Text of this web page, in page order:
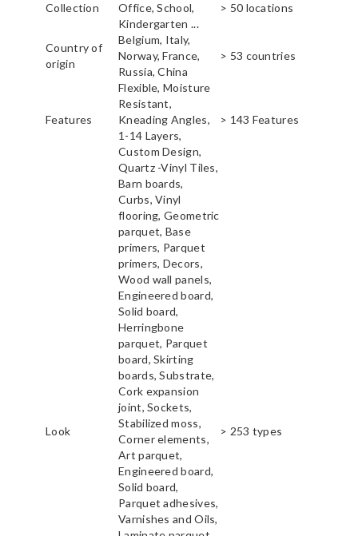
Collection
Office, School,
Kindergarten ...
> 50 locations
Country of
origin
Belgium, Italy,
Norway, France,
Russia, China
> 53 countries
Features
Flexible, Moisture
Resistant,
Kneading Angles,
1-14 Layers,
Custom Design,
> 143 Features
Look
Quartz -Vinyl Tiles,
Barn boards,
Curbs, Vinyl
flooring, Geometric
parquet, Base
primers, Parquet
primers, Decors,
Wood wall panels,
Engineered board,
Solid board,
Herringbone
parquet, Parquet
board, Skirting
boards, Substrate,
Cork expansion
joint, Sockets,
Stabilized moss,
Corner elements,
Art parquet,
Engineered board,
Solid board,
Parquet adhesives,
Varnishes and Oils,
> 253 types